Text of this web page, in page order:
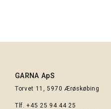
GARNA ApS
Torvet 11, 5970 Ærøskøbing
Tlf.+45 25 94 44 25